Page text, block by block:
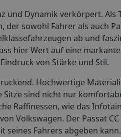
und Dynamik verkörpert.
der sowohl Fahrer als auch
ab und
hier Wert auf eine
von Stärke und Stil.
Hochwertige
sind nicht nur
Raffinessen, wie das
Volkswagen. Der Passat
seines Fahrers abgeben kann.